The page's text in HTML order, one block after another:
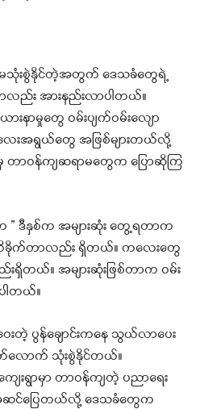
းစွဲနိုင်တဲ့အတွက် ဒေသခံတွေရဲ့
ည်း အားနည်းလာပါတယ်။
ားနာမှုတွေ ဝမ်းပျက်ဝမ်းလျော
ကလေးအရွယ်တွေ အဖြစ်များတယ်လို့
တာဝန်ကျဆရာမတွေက ပြောဆိုကြ
က ” ဒီနှစ်က အများဆုံး တွေ့ရတာက
ခိုက်တာလည်း ရှိတယ်။ ကလေးတွေ
းရှိတယ်။ အများဆုံးဖြစ်တာက ဝမ်း
ပါတယ်။
းတဲ့ ပွန်ချောင်းကနေ သွယ်လာပေး
ောက် သုံးစွဲနိုင်တယ်။
းရွာမှာ တာဝန်ကျတဲ့ ပညာရေး
င်ပြေတယ်လို့ ဒေသခံတွေက